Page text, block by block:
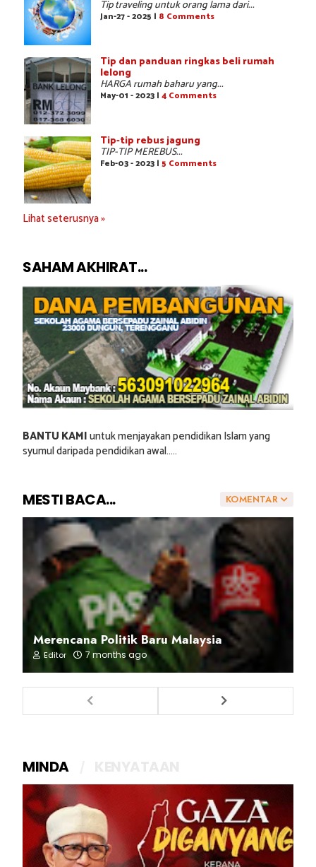
Tip traveling untuk orang lama dari...
Jan-27 - 2025 | 8 Comments
Tip dan panduan ringkas beli rumah
lelong
HARGA rumah baharu yang...
May-01 - 2023 | 4 Comments
Tip-tip rebus jagung
TIP-TIP MEREBUS...
Feb-03 - 2023 | 5 Comments
Lihat seterusnya »
SAHAM AKHIRAT...
BANTU KAMIuntuk menjayakan pendidikan Islam yang
syumul daripada pendidikan awal.....
KOMENTAR
MESTI BACA...
Merencana Politik Baru Malaysia
Editor 7 months ago
MINDA